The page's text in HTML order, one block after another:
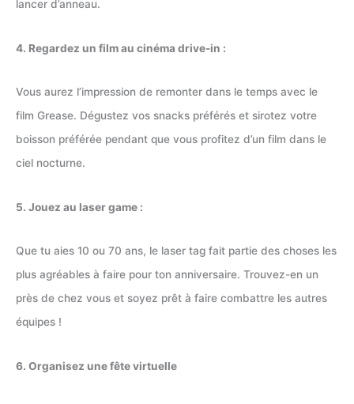
lancer d’anneau.
4. Regardez un film au cinéma drive-in :
Vous aurez l’impression de remonter dans le temps avec le
film Grease. Dégustez vos snacks préférés et sirotez votre
boisson préférée pendant que vous profitez d’un film dans le
ciel nocturne.
5. Jouez au laser game :
Que tu aies 10 ou 70 ans, le laser tag fait partie des choses les
plus agréables à faire pour ton anniversaire. Trouvez-en un
près de chez vous et soyez prêt à faire combattre les autres
équipes !
6. Organisez une fête virtuelle